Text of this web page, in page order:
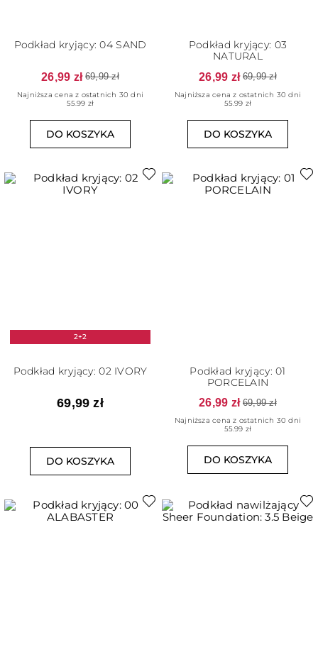
Podkład kryjący: 04 SAND
26,99 zł 69,99 zł
Najniższa cena z ostatnich 30 dni
55.99 zł
DO KOSZYKA
Podkład kryjący: 03
NATURAL
26,99 zł 69,99 zł
Najniższa cena z ostatnich 30 dni
55.99 zł
DO KOSZYKA
2+2
Podkład kryjący: 02 IVORY
69,99 zł
DO KOSZYKA
Podkład kryjący: 01
PORCELAIN
26,99 zł 69,99 zł
Najniższa cena z ostatnich 30 dni
55.99 zł
DO KOSZYKA